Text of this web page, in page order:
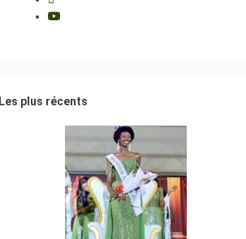
Les plus récents